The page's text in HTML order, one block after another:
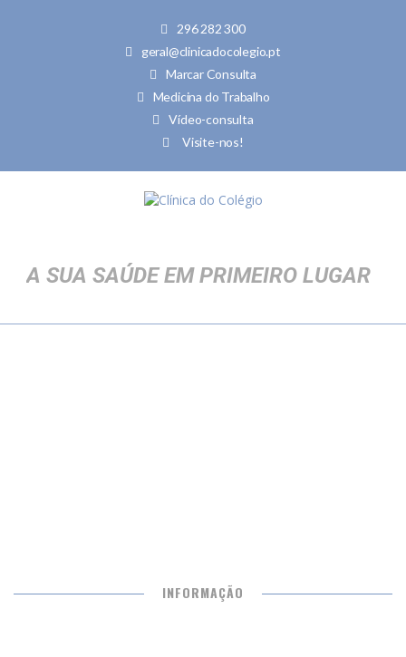
296 282 300
geral@clinicadocolegio.pt
Marcar Consulta
Medicina do Trabalho
Vídeo-consulta
Visite-nos!
A SUA SAÚDE EM PRIMEIRO LUGAR
INFORMAÇÃO